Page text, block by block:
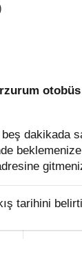
dakikada
tarihini